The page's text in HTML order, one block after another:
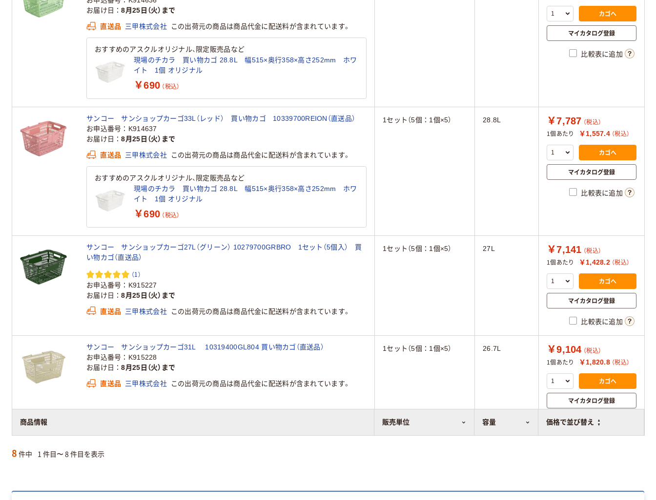
商品情報 販売単位 容量 価格で並び替え
お届け日
8月25日（火）まで
直送品 三甲株式会社 この出荷元の商品は商品代金に配送料が含まれています。
おすすめのアスクルオリジナル、限定販売品など
現場のチカラ 買い物カゴ 28.8L 幅515×奥行358×高さ252mm ホワ
イト 1個 オリジナル
￥690 （税込）
カゴへ
マイカタログ登録
比較表に追加
サンコー サンショップカーゴ33L（レッド） 買い物カゴ 10339700REION（直送品）
お申込番号
K914637
お届け日
8月25日（火）まで
直送品 三甲株式会社 この出荷元の商品は商品代金に配送料が含まれています。
おすすめのアスクルオリジナル、限定販売品など
現場のチカラ 買い物カゴ 28.8L 幅515×奥行358×高さ252mm ホワ
イト 1個 オリジナル
￥690 （税込）
1セット（5個：1個×5） 28.8L ￥7,787 （税込）
1個あたり
￥1,557.4 （税込）
カゴへ
マイカタログ登録
比較表に追加
サンコー サンショップカーゴ27L（グリーン） 10279700GRBRO 1セット（5個入） 買
い物カゴ（直送品）
（1）
お申込番号
K915227
お届け日
8月25日（火）まで
直送品 三甲株式会社 この出荷元の商品は商品代金に配送料が含まれています。
1セット（5個：1個×5） 27L ￥7,141 （税込）
1個あたり
￥1,428.2 （税込）
カゴへ
マイカタログ登録
比較表に追加
サンコー サンショップカーゴ31L 10319400GL804 買い物カゴ（直送品）
お申込番号
K915228
お届け日
8月25日（火）まで
直送品 三甲株式会社 この出荷元の商品は商品代金に配送料が含まれています。
1セット（5個：1個×5） 26.7L ￥9,104 （税込）
1個あたり
￥1,820.8 （税込）
カゴへ
マイカタログ登録
比較表に追加
8 件中 1 件目〜 8 件目を表示